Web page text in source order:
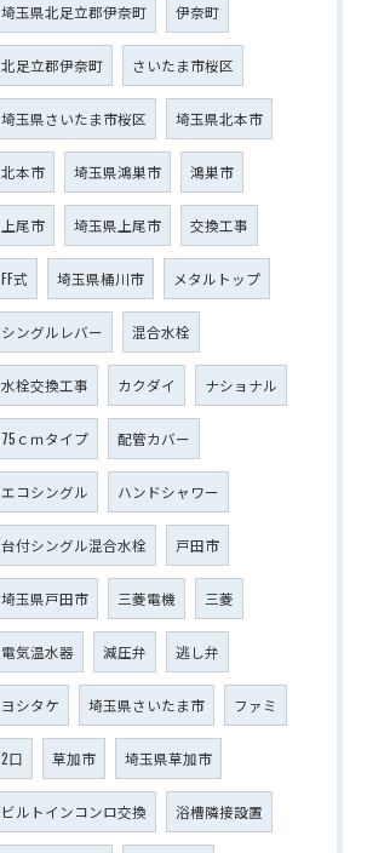
埼玉県北足立郡伊奈町 伊奈町
北足立郡伊奈町 さいたま市桜区
埼玉県さいたま市桜区 埼玉県北本市
北本市 埼玉県鴻巣市 鴻巣市
上尾市 埼玉県上尾市 交換工事
FF式 埼玉県桶川市 メタルトップ
シングルレバー 混合水栓
水栓交換工事 カクダイ ナショナル
75ｃｍタイプ 配管カバー
エコシングル ハンドシャワー
台付シングル混合水栓 戸田市
埼玉県戸田市 三菱電機 三菱
電気温水器 減圧弁 逃し弁
ヨシタケ 埼玉県さいたま市 ファミ
2口 草加市 埼玉県草加市
ビルトインコンロ交換 浴槽隣接設置